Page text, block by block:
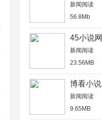
新闻阅读
56.8Mb
45小说网
新闻阅读
23.56MB
博看小说
新闻阅读
9.65MB